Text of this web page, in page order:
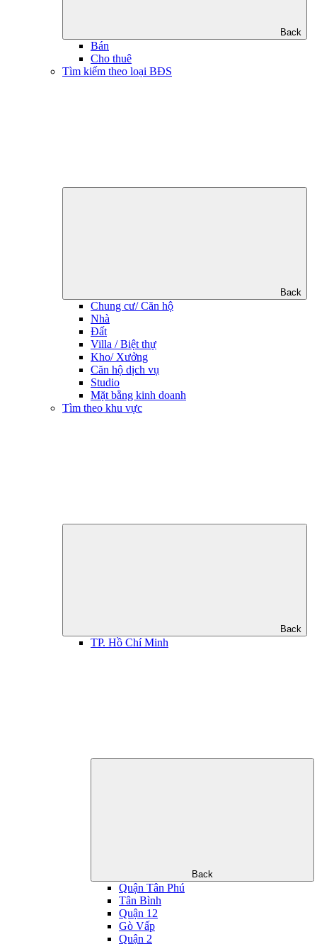
Back
Bán
Cho thuê
Tìm kiếm theo loại BĐS
Back
Chung cư/ Căn hộ
Nhà
Đất
Villa / Biệt thự
Kho/ Xưởng
Căn hộ dịch vụ
Studio
Mặt bằng kinh doanh
Tìm theo khu vực
Back
TP. Hồ Chí Minh
Back
Quận Tân Phú
Tân Bình
Quận 12
Gò Vấp
Quận 2